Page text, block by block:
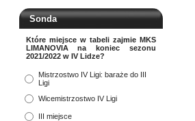
Sonda
Które miejsce w tabeli zajmie MKS
LIMANOVIA na koniec sezonu
2021/2022 w IV Lidze?
Mistrzostwo IV Ligi: baraże do III
Ligi
Wicemistrzostwo IV Ligi
III miejsce